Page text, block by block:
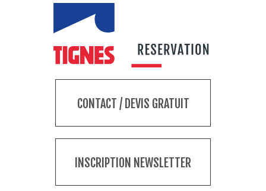
CONTACT / DEVIS GRATUIT
INSCRIPTION NEWSLETTER